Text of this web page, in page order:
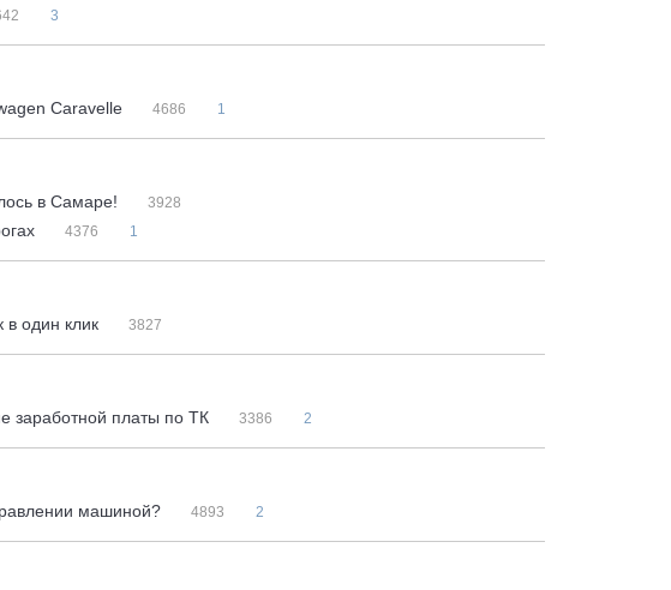
3
Caravelle
4686 1
в Самаре!
3928
4376 1
в один клик
3827
заработной платы по ТК
3386 2
машиной?
4893 2